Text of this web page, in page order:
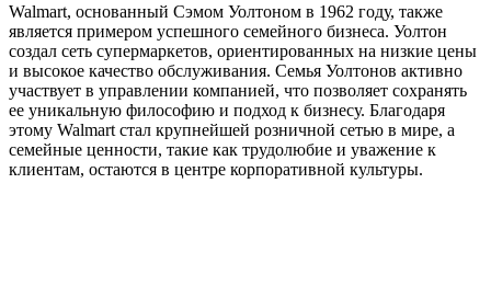
Walmart, основанный Сэмом Уолтоном в 1962 году, также
является примером успешного семейного бизнеса. Уолтон
создал сеть супермаркетов, ориентированных на низкие цены
и высокое качество обслуживания. Семья Уолтонов активно
участвует в управлении компанией, что позволяет сохранять
ее уникальную философию и подход к бизнесу. Благодаря
этому Walmart стал крупнейшей розничной сетью в мире, а
семейные ценности, такие как трудолюбие и уважение к
клиентам, остаются в центре корпоративной культуры.